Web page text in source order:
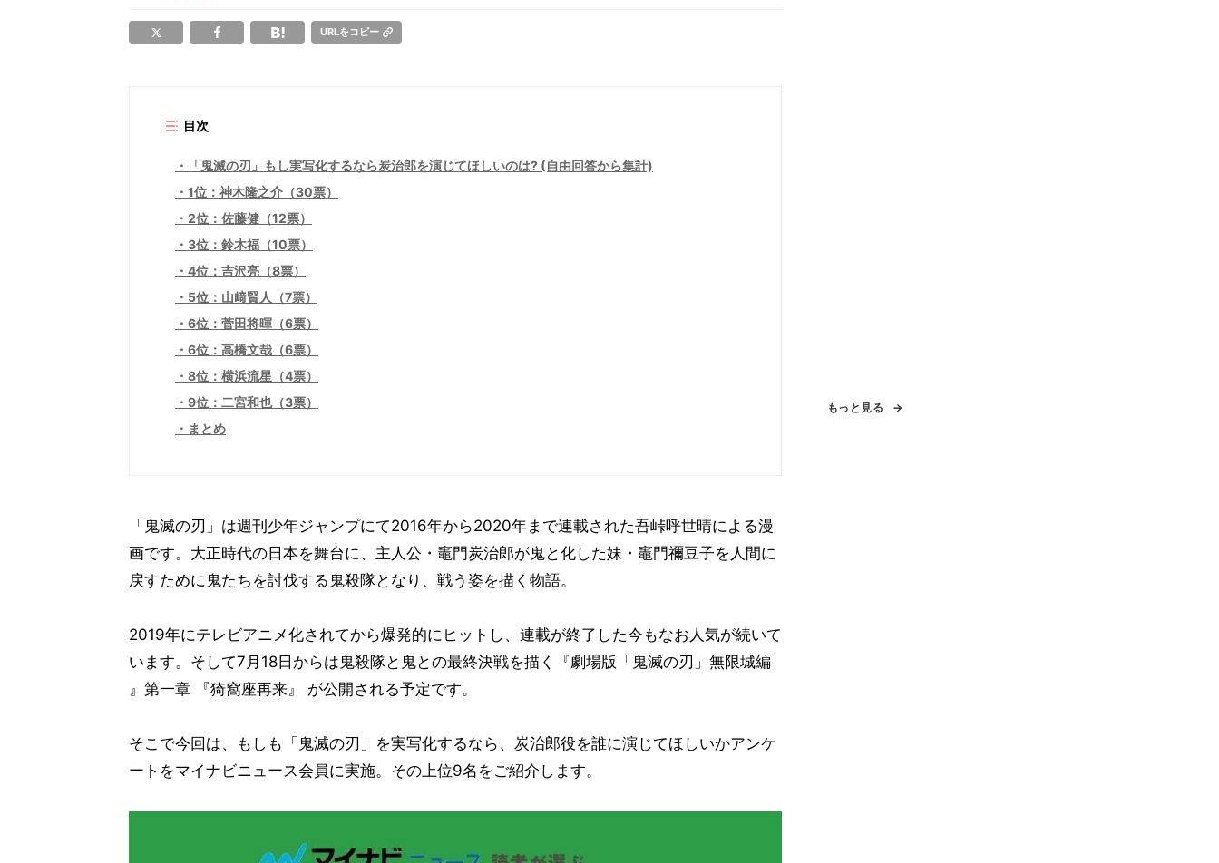
URLをコピー
目次
「鬼滅の刃」もし実写化するなら炭治郎を演じてほしいのは? (自由回答から集計)
1位：神木隆之介（30票）
2位：佐藤健（12票）
3位：鈴木福（10票）
4位：吉沢亮（8票）
5位：山﨑賢人（7票）
6位：菅田将暉（6票）
6位：高橋文哉（6票）
8位：横浜流星（4票）
9位：二宮和也（3票）
まとめ
「鬼滅の刃」は週刊少年ジャンプにて2016年から2020年まで連載された吾峠呼世晴による漫
画です。大正時代の日本を舞台に、主人公・竈門炭治郎が鬼と化した妹・竈門禰󠄀豆子を人間に
戻すために鬼たちを討伐する鬼殺隊となり、戦う姿を描く物語。
2019年にテレビアニメ化されてから爆発的にヒットし、連載が終了した今もなお人気が続いて
います。そして7月18日からは鬼殺隊と鬼との最終決戦を描く『劇場版「鬼滅の刃」無限城編
』第一章 『猗窩座再来』 が公開される予定です。
そこで今回は、もしも「鬼滅の刃」を実写化するなら、炭治郎役を誰に演じてほしいかアンケ
ートをマイナビニュース会員に実施。その上位9名をご紹介します。
もっと見る